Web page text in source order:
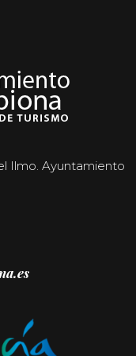
Ilmo. Ayuntamiento